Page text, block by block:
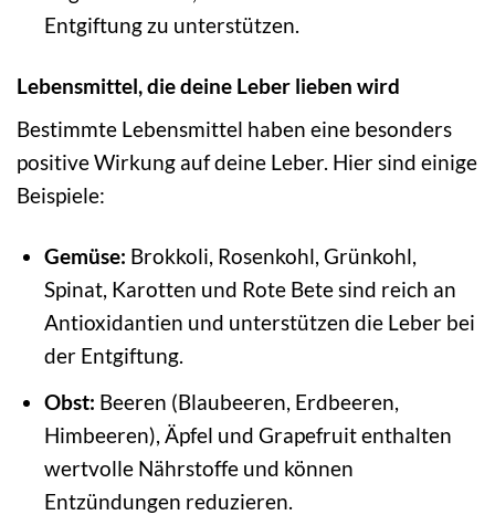
Entgiftung zu unterstützen.
Lebensmittel, die deine Leber lieben wird
Bestimmte Lebensmittel haben eine besonders
positive Wirkung auf deine Leber. Hier sind einige
Beispiele:
Gemüse: Brokkoli, Rosenkohl, Grünkohl,
Spinat, Karotten und Rote Bete sind reich an
Antioxidantien und unterstützen die Leber bei
der Entgiftung.
Obst: Beeren (Blaubeeren, Erdbeeren,
Himbeeren), Äpfel und Grapefruit enthalten
wertvolle Nährstoffe und können
Entzündungen reduzieren.